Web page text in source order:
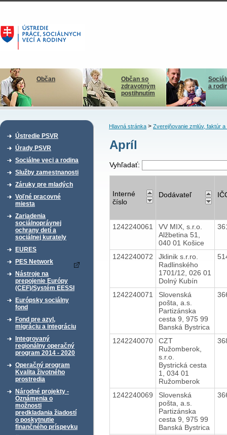
Občan
Občan so
zdravotným
postihnutím
a
Ústredie PSVR
Úrady PSVR
Sociálne veci a rodina
Služby zamestnanosti
Záruky pre mladých
Voľné pracovné
miesta
Zariadenia
sociálnoprávnej
ochrany detí a
sociálnej kurately
EURES
PES Network
Nástroje na
prepojenie Európy
(CEF)/Systém EESSI
Európsky sociálny
fond
Fond pre azyl,
migráciu a integráciu
Integrovaný
regionálny operačný
program 2014 - 2020
Operačný program
Kvalita životného
prostredia
Národné projekty -
Oznámenia o
možnosti
predkladania žiadostí
o poskytnutie
finančného príspevku
Hlavná stránka> Zverejňovanie zmlúv, faktúr a
Apríl
Vyhľadať:
Interné
číslo
Dodávateľ
1242240061
VV MIX, s.r.o.
Alžbetina 51,
040 01 Košice
1242240072
Jklinik s.r.ro.
Radlinského
1701/12, 026 01
Dolný Kubín
1242240071
Slovenská
pošta, a.s.
Partizánska
cesta 9, 975 99
Banská Bystrica
1242240070
CZT
Ružomberok,
s.r.o.
Bystrická cesta
1, 034 01
Ružomberok
1242240069
Slovenská
pošta, a.s.
Partizánska
cesta 9, 975 99
Banská Bystrica